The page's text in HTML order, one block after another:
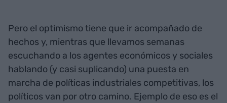
Pero el optimismo tiene que ir acompañado de
hechos y, mientras que llevamos semanas
escuchando a los agentes económicos y sociales
hablando (y casi suplicando) una puesta en
marcha de políticas industriales competitivas, los
políticos van por otro camino. Ejemplo de eso es el